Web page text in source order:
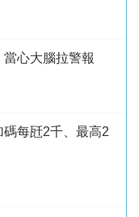
心大腦拉警報
每瓩2千、最高2